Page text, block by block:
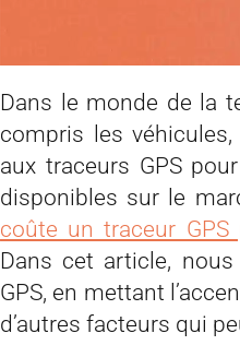
Dans le monde de la
compris les
aux traceurs GPS
disponibles sur le
coûte un traceur
Dans cet article,
GPS, en mettant
d’autres facteurs qui